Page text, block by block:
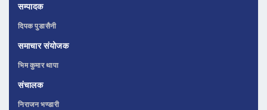
सम्पादक
दिपक पुडासैनी
समाचार संयोजक
भिम कुमार थापा
संचालक
निराजन भण्डारी